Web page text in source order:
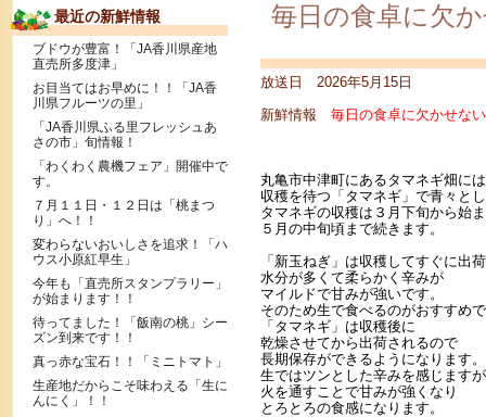
毎日の食卓に欠
放送日 2026年5月15日
新鮮情報 毎日の食卓に欠かせな
丸亀市中津町にあるタマネギ畑には
収穫を待つ「タマネギ」で青々と
タマネギの収穫は３月下旬から始
５月の中旬頃まで続きます。
「新玉ねぎ」は収穫してすぐに出
水分が多くて柔らかく辛みが
マイルドで甘みが強いです。
そのため生で食べるのがおすすめ
「タマネギ」は収穫後に
乾燥させてから出荷されるので
長期保存ができるようになります。
生ではツンとした辛みを感じます
火を通すことで甘みが強くなり
とろとろの食感になります。
最近の新鮮情報
ブドウが豊富！「JA香川県産地
直売所多度津」
お目当てはお早めに！！「JA香
川県フルーツの里」
「JA香川県ふる里フレッシュあ
さの市」旬情報！
「わくわく農機フェア」開催中で
す。
７月１１日・１２日は「桃まつ
り」へ！！
変わらないおいしさを追求！「ハ
ウス小原紅早生」
今年も「直売所スタンプラリー」
が始まります！！
待ってました！「飯南の桃」シー
ズン到来です！！
真っ赤な宝石！！「ミニトマト」
生産地だからこそ味わえる「生に
んにく」！！